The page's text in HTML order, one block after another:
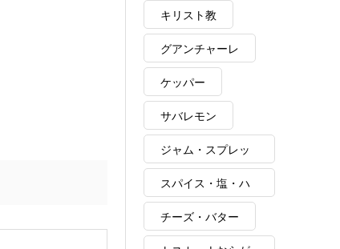
キリスト教
グアンチャーレ
ケッパー
サバレモン
ジャム・スプレッ
ド
スパイス・塩・ハ
ーブ・ポルチーニ
チーズ・バター